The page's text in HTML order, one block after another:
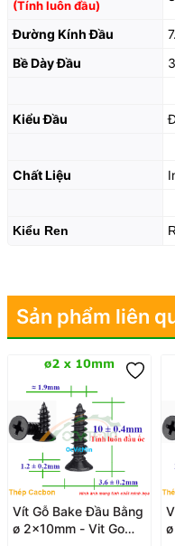
(Tính luôn đầu)
Đường Kính Đầu
Bề Dày Đầu
Kiểu Đầu
Chất Liệu
Kiểu Ren
Sản phẩm liên
Vít Gỗ Bake Đầu Bằng
ø 2x10mm - Vit Go